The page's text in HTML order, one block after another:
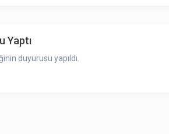
Yaptı
duyurusu yapıldı.